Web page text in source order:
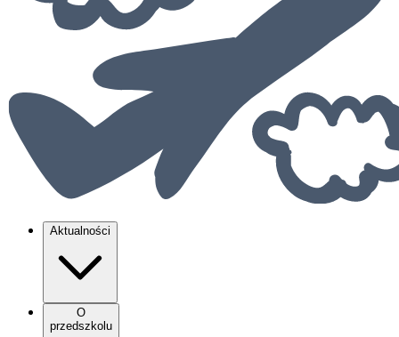
Aktualności
O
przedszkolu